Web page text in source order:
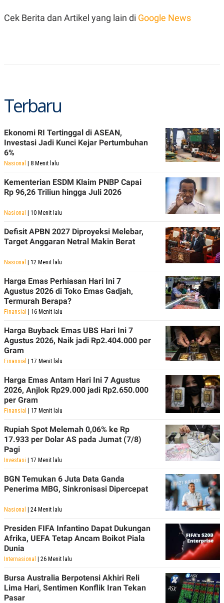
N
U
S
N
T
A
C
A
E
Y
E
S
E
L
E
S
.
I
L
N
G
G
N
C
E
T
K
K
N
E
R
A
I
T
E
E
A
P
E
A
V
E
R
S
I
N
G
G
M
D
I
.
I
D
SITEMAP PROFILETERM
OF
PEDOMAN
SIBER
PRIVACY
POLICY
Cek Berita dan Artikel yang lain di Google News
Terbaru
Ekonomi RI Tertinggal di ASEAN,
Investasi Jadi Kunci Kejar Pertumbuhan
6%
Nasional | 8 Menit lalu
Kementerian ESDM Klaim PNBP Capai
Rp 96,26 Triliun hingga Juli 2026
Nasional | 10 Menit lalu
Defisit APBN 2027 Diproyeksi Melebar,
Target Anggaran Netral Makin Berat
Nasional | 12 Menit lalu
Harga Emas Perhiasan Hari Ini 7
Agustus 2026 di Toko Emas Gadjah,
Termurah Berapa?
Finansial | 16 Menit lalu
Harga Buyback Emas UBS Hari Ini 7
Agustus 2026, Naik jadi Rp2.404.000 per
Gram
Finansial | 17 Menit lalu
Harga Emas Antam Hari Ini 7 Agustus
2026, Anjlok Rp29.000 jadi Rp2.650.000
per Gram
Finansial | 17 Menit lalu
Rupiah Spot Melemah 0,06% ke Rp
17.933 per Dolar AS pada Jumat (7/8)
Pagi
Investasi | 17 Menit lalu
BGN Temukan 6 Juta Data Ganda
Penerima MBG, Sinkronisasi Dipercepat
Nasional | 24 Menit lalu
Presiden FIFA Infantino Dapat Dukungan
Afrika, UEFA Tetap Ancam Boikot Piala
Dunia
Internasional | 26 Menit lalu
Bursa Australia Berpotensi Akhiri Reli
Lima Hari, Sentimen Konflik Iran Tekan
Pasar